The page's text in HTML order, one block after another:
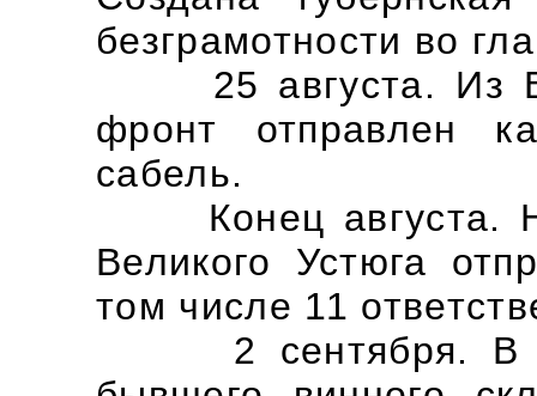
безграмотности во
25 августа. Из
фронт отправлен
сабель.
Конец августа.
Великого Устюга
том числе 11
2 сентября. В